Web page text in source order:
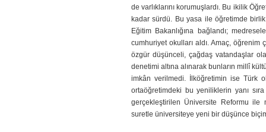
de varlıklarını korumuşlardı. Bu ikilik
kadar sürdü. Bu yasa ile öğretimde
Eğitim Bakanlığına bağlandı;
cumhuriyet okulları aldı. Amaç, öğrenim
özgür düşünceli, çağ­daş vatandaşlar
denetimi altına alınarak bunların millî
imkân verilmedi. İlköğretimin ise Türk
ortaöğretimdeki bu yeniliklerin yanı
gerçekleştirilen Üniversite Reformu ile
suretle üniversiteye yeni bir dü­şünce